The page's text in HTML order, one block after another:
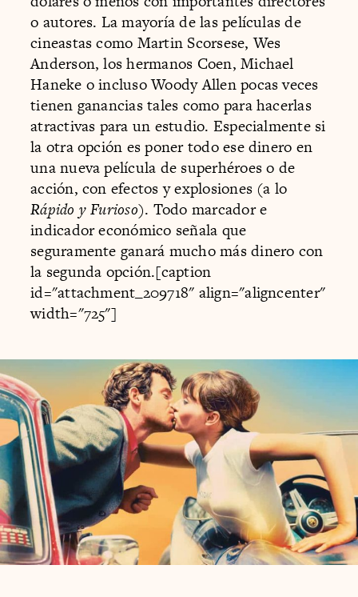
o autores. La mayoría de las películas de
cineastas como Martin Scorsese, Wes
Anderson, los hermanos Coen, Michael
Haneke o incluso Woody Allen pocas veces
tienen ganancias tales como para hacerlas
atractivas para un estudio. Especialmente si
la otra opción es poner todo ese dinero en
una nueva película de superhéroes o de
acción, con efectos y explosiones (a lo
Rápido y Furioso). Todo marcador e
indicador económico señala que
seguramente ganará mucho más dinero con
la segunda opción.[caption
id="attachment_209718" align="aligncenter"
width="725"]